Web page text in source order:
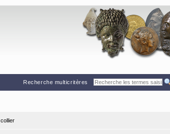
Recherche multicritères
collier